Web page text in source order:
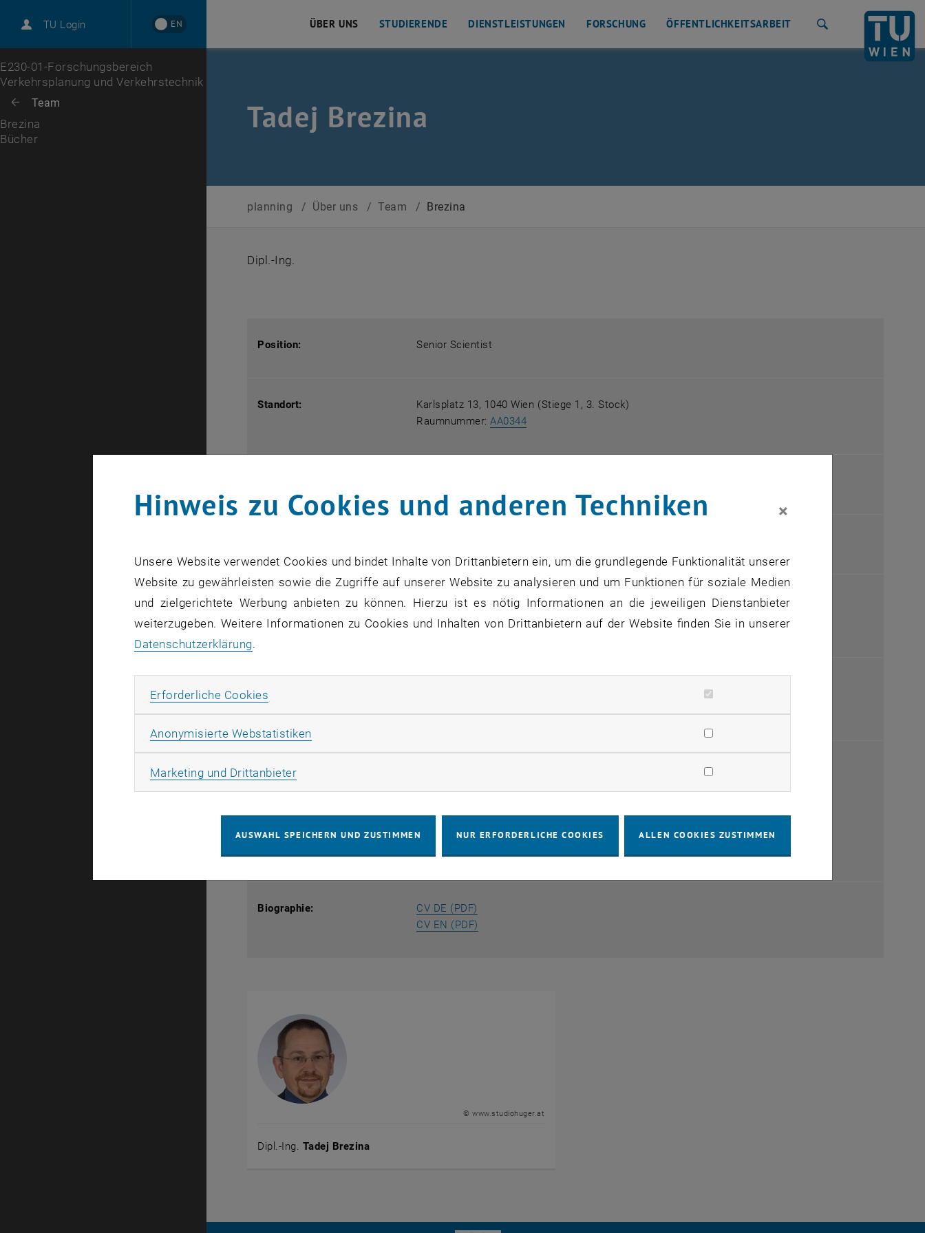
TU Login EN
Zur 1. Menü Ebene
E230-01-Forschungsbereich
Verkehrsplanung und Verkehrstechnik
Zurück: Subseiten von Team auflisten
Zurück zur letzten Ebene:
Team
Brezina
Bücher
ÜBER UNS STUDIERENDE DIENSTLEISTUNGEN FORSCHUNG ÖFFENTLICHKEITSARBEIT
Tadej Brezina
planning / Über uns / Team / Brezina
Dipl.-Ing.
Position: Senior Scientist
Standort:
Karlsplatz 13, 1040 Wien (Stiege 1, 3. Stock)
Raumnummer:AA0344, öffnet eine externe URL in einem neuen Fenster
Info: TISS-Mitarbeiterprofil, öffnet eine externe URL in einem neuen Fenster
ORCID-Profil, öffnet eine externe URL in einem neuen Fenster
Forschungsschwerpunkte:
Systemische Wirkung von Verkehr
Öffentlicher Verkehr und Radverkehr
Mobilitätserhebungen und -analyse
Stellplatzgesetze
Biographie: CV DE (PDF)
CV EN (PDF)
© www.studiohuger.at
Dipl.-Ing. Tadej Brezina
Hinweis zu Cookies und anderen Techniken ×
Unsere Website verwendet Cookies und bindet Inhalte von Drittanbietern ein, um die grundlegende Funktionalität unserer
Website zu gewährleisten sowie die Zugriffe auf unserer Website zu analysieren und um Funktionen für soziale Medien
und zielgerichtete Werbung anbieten zu können. Hierzu ist es nötig Informationen an die jeweiligen Dienstanbieter
weiterzugeben. Weitere Informationen zu Cookies und Inhalten von Drittanbietern auf der Website finden Sie in unserer
Datenschutzerklärung.
Erforderliche Cookies
Anonymisierte Webstatistiken
Marketing und DrittanbieterMarketing Cookies zulassen
AUSWAHL SPEICHERN UND ZUSTIMMEN NUR ERFORDERLICHE COOKIES ALLEN COOKIES ZUSTIMMEN